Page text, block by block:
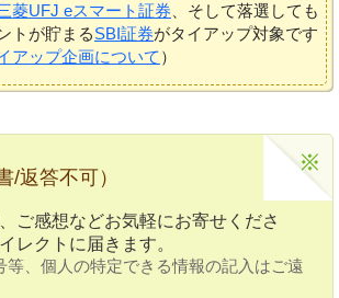
菱UFJ eスマート証券 、そして落選しても
トが貯まるSBI証券がタイアップ対象です
アップ企画について ）
/返答不可）
ご感想などお気軽にお寄せくださ
レクトに届きます。
、個人の特定できる情報の記入はご遠